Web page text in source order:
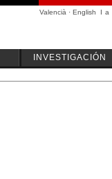
Valencià · English I a
INVESTIGACIÓN